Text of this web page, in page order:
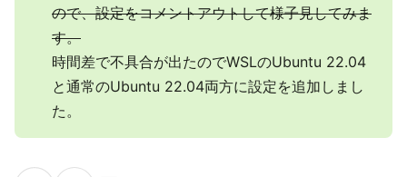
ので、設定をコメントアウトして様子見してみま
す。
時間差で不具合が出たのでWSLのUbuntu 22.04
と通常のUbuntu 22.04両方に設定を追加しまし
た。